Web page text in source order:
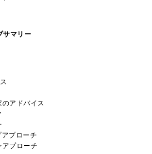
サマリー
アドバイス
プローチ
プローチ